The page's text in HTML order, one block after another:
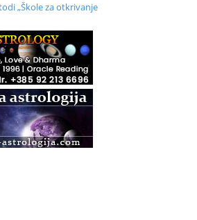
„Škole za otkrivanje
dimenzija Online –
Zagreb i Online